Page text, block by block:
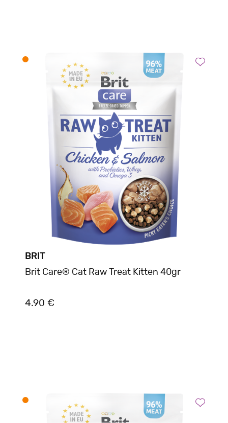
BRIT
Brit Care® Cat Raw Treat Kitten 40gr
4.90 €